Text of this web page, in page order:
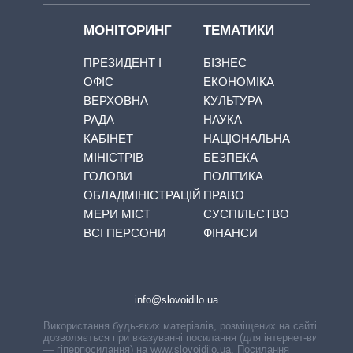
МОНІТОРИНГ
ПРЕЗИДЕНТ І
ОФІС
ВЕРХОВНА
РАДА
КАБІНЕТ
МІНІСТРІВ
ГОЛОВИ
ОБЛАДМІНІСТРАЦІЙ
МЕРИ МІСТ
ВСІ ПЕРСОНИ
ТЕМАТИКИ
БІЗНЕС
ЕКОНОМІКА
КУЛЬТУРА
НАУКА
НАЦІОНАЛЬНА
БЕЗПЕКА
ПОЛІТИКА
ПРАВО
СУСПІЛЬСТВО
ФІНАНСИ
info@slovoidilo.ua
Використання будь-яких матеріалів, розміщених на сайті,
дозволяється при вказуванні посилання (для інтернет-видань
— гіперпосилання) на www.slovoidilo.ua. Посилання